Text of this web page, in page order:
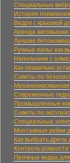
Специальные
История
Ведра с крышкой
Аренда автовышки
Лучшие
Ручные пилы: как
Напильники с
Как правильно
Советы по
Современные
Промышленные
Советы по
Специальные
Монтажные рейки
Как выбрать
Контроль
Прочные ведра